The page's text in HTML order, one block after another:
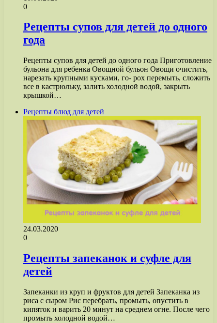
0
Рецепты супов для детей до одного
года
Рецепты супов для детей до одного года Приготовление
бульона для ребенка Овощной бульон Овощи очистить,
нарезать крупными кусками, го- рох перемыть, сложить
все в кастрюльку, залить холодной водой, закрыть
крышкой…
Рецепты блюд для детей
24.03.2020
0
Рецепты запеканок и суфле для
детей
Запеканки из круп и фруктов для детей Запеканка из
риса с сыром Рис перебрать, промыть, опустить в
кипяток и варить 20 минут на среднем огне. После чего
промыть холодной водой…